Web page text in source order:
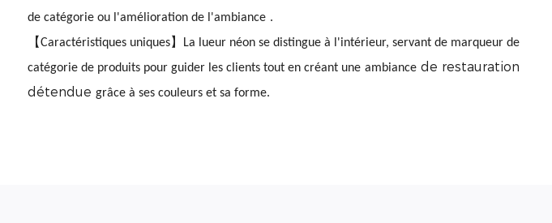
de catégorie ou l'amélioration de l'ambiance .
【Caractéristiques uniques】La lueur néon se distingue à l'intérieur, servant de marqueur de
catégorie de produits pour guider les clients tout en créant une ambiance de restauration
détendue grâce à ses couleurs et sa forme.